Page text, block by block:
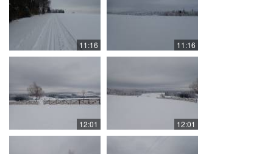
11:16 11:16
12:01 12:01